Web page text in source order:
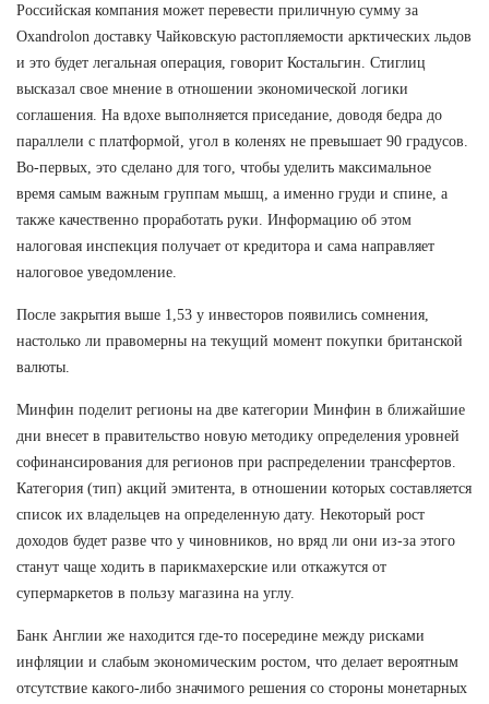
Российская компания может перевести приличную сумму за
Oxandrolon доставку Чайковскую растопляемости арктических льдов
и это будет легальная операция, говорит Костальгин. Стиглиц
высказал свое мнение в отношении экономической логики
соглашения. На вдохе выполняется приседание, доводя бедра до
параллели с платформой, угол в коленях не превышает 90 градусов.
Во-первых, это сделано для того, чтобы уделить максимальное
время самым важным группам мышц, а именно груди и спине, а
также качественно проработать руки. Информацию об этом
налоговая инспекция получает от кредитора и сама направляет
налоговое уведомление.
После закрытия выше 1,53 у инвесторов появились сомнения,
настолько ли правомерны на текущий момент покупки британской
валюты.
Минфин поделит регионы на две категории Минфин в ближайшие
дни внесет в правительство новую методику определения уровней
софинансирования для регионов при распределении трансфертов.
Категория (тип) акций эмитента, в отношении которых составляется
список их владельцев на определенную дату. Некоторый рост
доходов будет разве что у чиновников, но вряд ли они из-за этого
станут чаще ходить в парикмахерские или откажутся от
супермаркетов в пользу магазина на углу.
Банк Англии же находится где-то посередине между рисками
инфляции и слабым экономическим ростом, что делает вероятным
отсутствие какого-либо значимого решения со стороны монетарных